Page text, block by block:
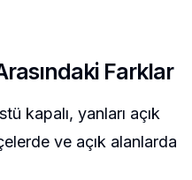
Farklar
kapalı, yanları açık
ve açık alanlarda